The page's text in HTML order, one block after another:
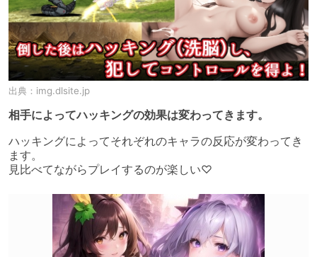
出典： img.dlsite.jp
相手によってハッキングの効果は変わってきます。
ハッキングによってそれぞれのキャラの反応が変わってき
ます。
見比べてながらプレイするのが楽しい♡